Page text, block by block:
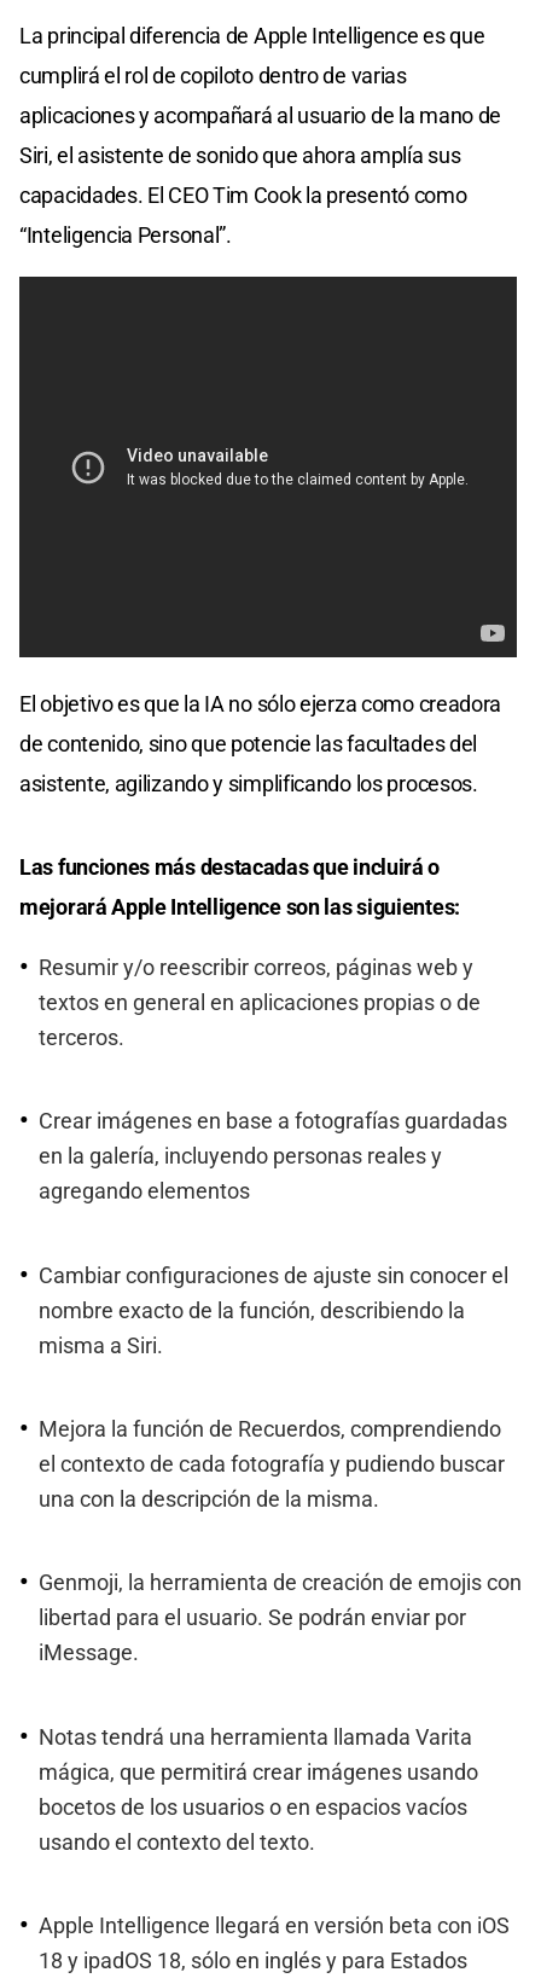
La principal diferencia de Apple Intelligence es que
cumplirá el rol de copiloto dentro de varias
aplicaciones y acompañará al usuario de la mano de
Siri, el asistente de sonido que ahora amplía sus
capacidades. El CEO Tim Cook la presentó como
“Inteligencia Personal”.
El objetivo es que la IA no sólo ejerza como creadora
de contenido, sino que potencie las facultades del
asistente, agilizando y simplificando los procesos.
Las funciones más destacadas que incluirá o
mejorará Apple Intelligence son las siguientes:
Resumir y/o reescribir correos, páginas web y
textos en general en aplicaciones propias o de
terceros.
Crear imágenes en base a fotografías guardadas
en la galería, incluyendo personas reales y
agregando elementos
Cambiar configuraciones de ajuste sin conocer el
nombre exacto de la función, describiendo la
misma a Siri.
Mejora la función de Recuerdos, comprendiendo
el contexto de cada fotografía y pudiendo buscar
una con la descripción de la misma.
Genmoji, la herramienta de creación de emojis con
libertad para el usuario. Se podrán enviar por
iMessage.
Notas tendrá una herramienta llamada Varita
mágica, que permitirá crear imágenes usando
bocetos de los usuarios o en espacios vacíos
usando el contexto del texto.
Apple Intelligence llegará en versión beta con iOS
18 y ipadOS 18, sólo en inglés y para Estados